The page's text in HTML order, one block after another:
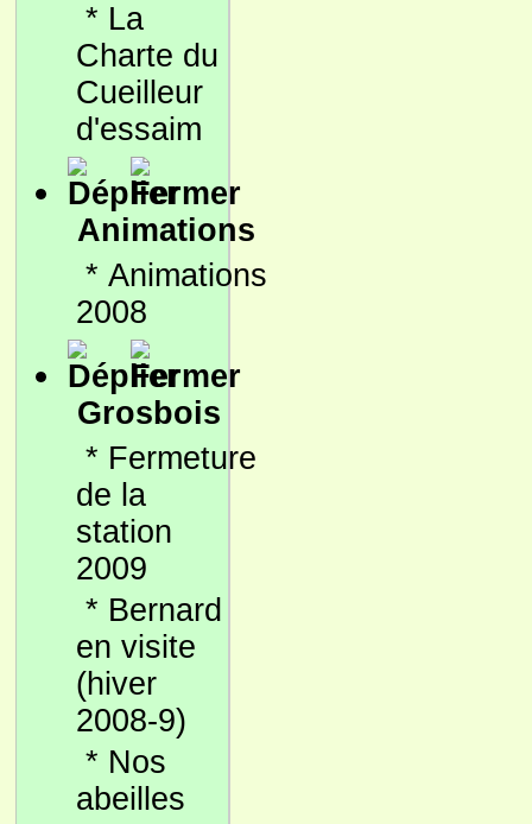
* La
Charte du
Cueilleur
d'essaim
Animations
* Animations
2008
Grosbois
* Fermeture
de la
station
2009
* Bernard
en visite
(hiver
2008-9)
* Nos
abeilles